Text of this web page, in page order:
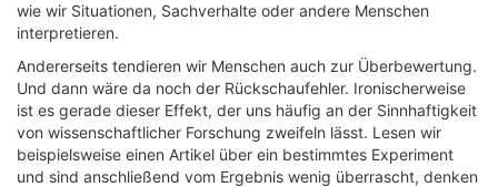
wie wir Situationen, Sachverhalte oder andere Menschen
interpretieren.
Andererseits tendieren wir Menschen auch zur Überbewertung.
Und dann wäre da noch der Rückschaufehler. Ironischerweise
ist es gerade dieser Effekt, der uns häufig an der Sinnhaftigkeit
von wissenschaftlicher Forschung zweifeln lässt. Lesen wir
beispielsweise einen Artikel über ein bestimmtes Experiment
und sind anschließend vom Ergebnis wenig überrascht, denken